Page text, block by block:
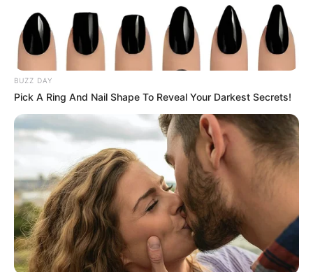
BUZZ DAY
Pick A Ring And Nail Shape To Reveal Your Darkest Secrets!